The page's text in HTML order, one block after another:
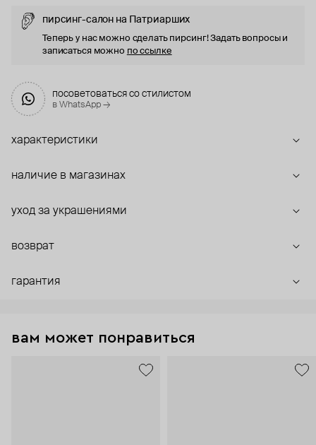
пирсинг-салон на Патриарших
Теперь у нас можно сделать пирсинг! Задать вопросы и
записаться можно по ссылке
посоветоваться со стилистом
в WhatsApp →
характеристики
наличие в магазинах
уход за украшениями
возврат
гарантия
вам может понравиться